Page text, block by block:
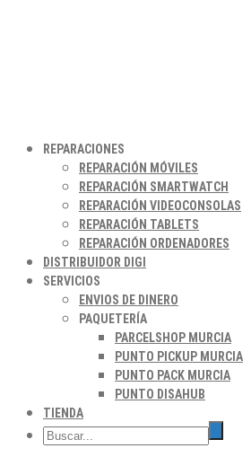
REPARACIONES
REPARACIÓN MÓVILES
REPARACIÓN SMARTWATCH
REPARACIÓN VIDEOCONSOLAS
REPARACIÓN TABLETS
REPARACIÓN ORDENADORES
DISTRIBUIDOR DIGI
SERVICIOS
ENVIOS DE DINERO
PAQUETERÍA
PARCELSHOP MURCIA
PUNTO PICKUP MURCIA
PUNTO PACK MURCIA
PUNTO DISAHUB
TIENDA